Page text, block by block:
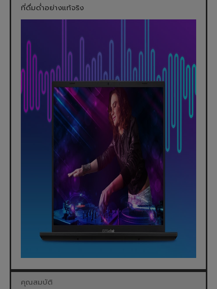
ที่ดื่มด่ำอย่างแท้จริง
คุณสมบัติ